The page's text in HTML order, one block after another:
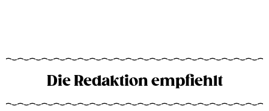
Die Redaktion empfiehlt